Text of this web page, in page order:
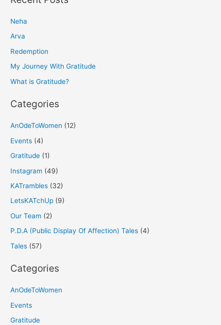
c
h
f
o
Neha
Arva
Redemption
My Journey With Gratitude
What is Gratitude?
Categories
AnOdeToWomen (12)
Events (4)
Gratitude (1)
Instagram (49)
KATrambles (32)
LetsKATchUp (9)
Our Team (2)
P.D.A (Public Display Of Affection) Tales (4)
Tales (57)
Categories
AnOdeToWomen
Events
Gratitude